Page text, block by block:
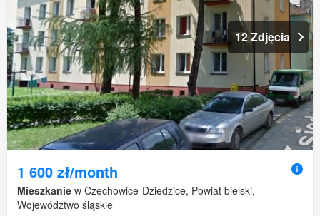
12 Zdjęcia
1 600 zł/month
Mieszkanie w Czechowice-Dziedzice, Powiat bielski,
Województwo śląskie